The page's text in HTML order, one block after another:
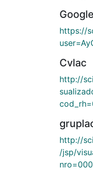
https://
Cvlac
http://
http://
/jsp/